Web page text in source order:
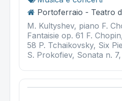
Portoferraio - Teatro
M. Kultyshev, piano F.
Fantaisie op. 61 F.
58 P. Tchaikovsky, Six
S. Prokofiev, Sonata n.